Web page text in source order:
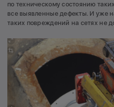
по техническому состоянию
все выявленные дефекты. И уже
таких повреждений на сетях не